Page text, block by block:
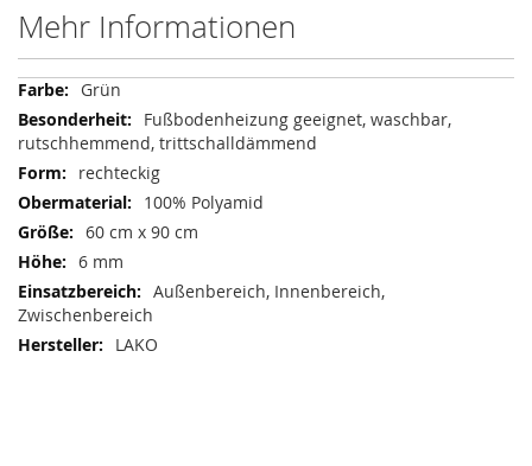
Mehr Informationen
Mehr
Informationen
Grün
Fußbodenheizung geeignet, waschbar,
rutschhemmend, trittschalldämmend
rechteckig
100% Polyamid
60 cm x 90 cm
6 mm
Außenbereich, Innenbereich,
Zwischenbereich
LAKO